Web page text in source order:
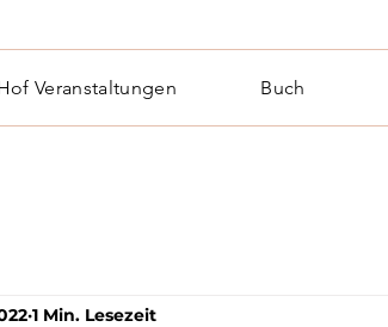
Veranstaltungen Buch
1 Min. Lesezeit